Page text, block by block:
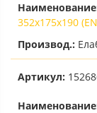
352х175х190
Производ.:
Артикул: